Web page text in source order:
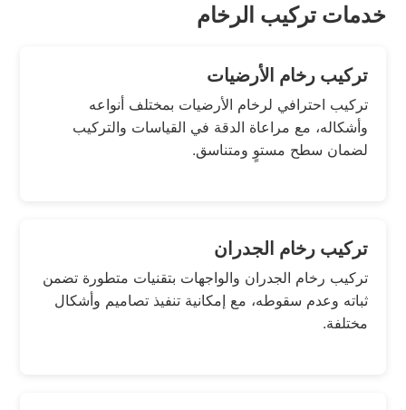
خدمات تركيب الرخام
تركيب رخام الأرضيات
تركيب احترافي لرخام الأرضيات بمختلف أنواعه
وأشكاله، مع مراعاة الدقة في القياسات والتركيب
لضمان سطح مستوٍ ومتناسق.
تركيب رخام الجدران
تركيب رخام الجدران والواجهات بتقنيات متطورة تضمن
ثباته وعدم سقوطه، مع إمكانية تنفيذ تصاميم وأشكال
مختلفة.